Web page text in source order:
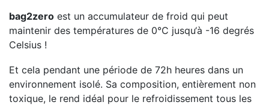
bag2zero est un accumulateur de froid qui peut
maintenir des températures de 0°C jusqu‘à -16 degrés
Celsius !
Et cela pendant une période de 72h heures dans un
environnement isolé. Sa composition, entièrement non
toxique, le rend idéal pour le refroidissement tous les